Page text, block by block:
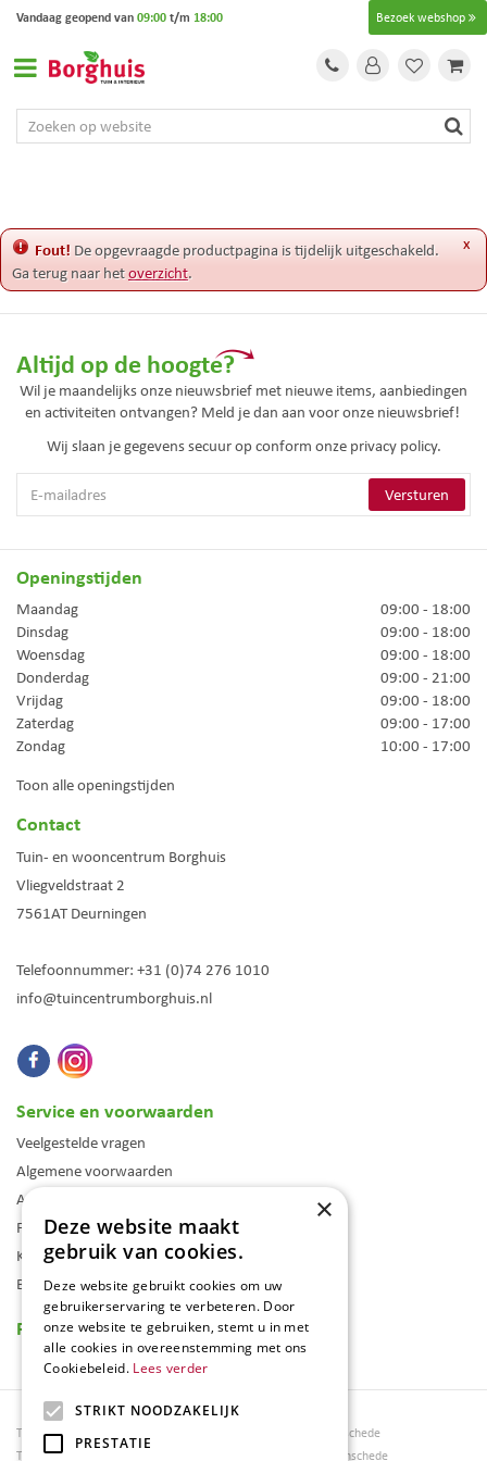
e
t
Bezoek webshop
Vandaag geopend van09:00t/m 18:00
x
Fout! De opgevraagde productpagina is tijdelijk uitgeschakeld.
Ga terug naar hetoverzicht.
Altijd op de hoogte?
Wil je maandelijks onze nieuwsbrief met nieuwe items, aanbiedingen
en activiteiten ontvangen? Meld je dan aan voor onze nieuwsbrief!
Wij slaan je gegevens secuur op conform onze privacy policy.
Openingstijden
Maandag
09:00 - 18:00
Dinsdag
09:00 - 18:00
Woensdag
09:00 - 18:00
Donderdag
09:00 - 21:00
Vrijdag
09:00 - 18:00
Zaterdag
09:00 - 17:00
Zondag
10:00 - 17:00
Toon alle openingstijden
Contact
Tuin- en wooncentrum Borghuis
Vliegveldstraat 2
7561AT Deurningen
Telefoonnummer: +31 (0)74 276 1010
info@tuincentrumborghuis.nl
Service en voorwaarden
Veelgestelde vragen
Algemene voorwaarden
Assortiment
Folder
Klantenkaart
Blog
Reviews
Tuincentrum Borghuis
Tuinmeubels
Tuinmeubels Enschede
Tuinmeubelen Enschede
×
Deze website maakt
gebruik van cookies.
Deze website gebruikt cookies om uw
gebruikerservaring te verbeteren. Door
onze website te gebruiken, stemt u in met
alle cookies in overeenstemming met ons
Cookiebeleid. Lees verder
STRIKT NOODZAKELIJK
PRESTATIE